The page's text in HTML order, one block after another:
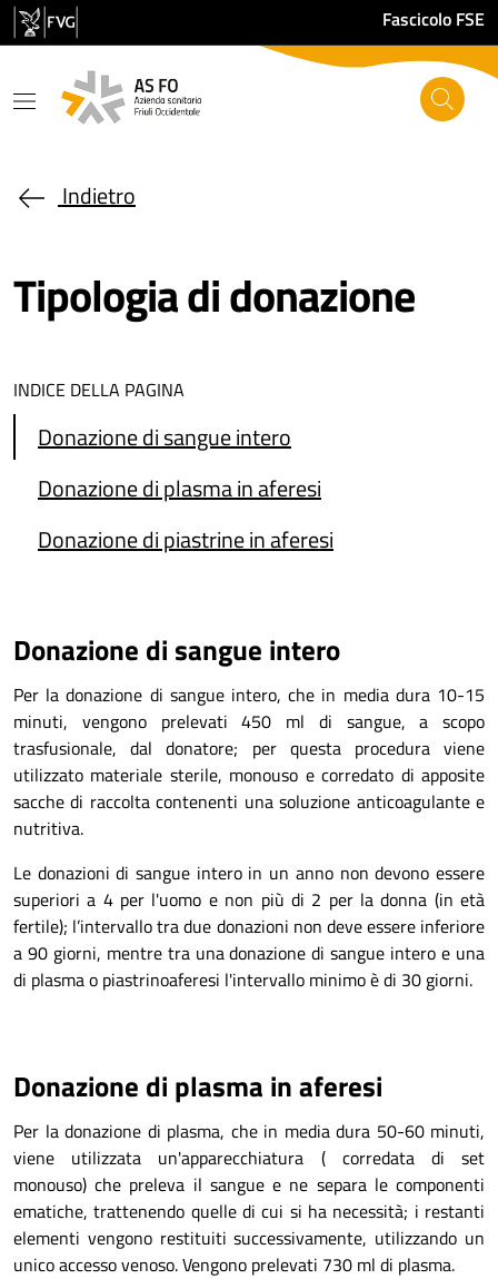
Salta al contenuto principale Fascicolo FSE
Indietro
Tipologia di donazione
INDICE DELLA PAGINA
Donazione di sangue intero
Donazione di plasma in aferesi
Donazione di piastrine in aferesi
Donazione di sangue intero
Per la donazione di sangue intero, che in media dura 10-15
minuti, vengono prelevati 450 ml di sangue, a scopo
trasfusionale, dal donatore; per questa procedura viene
utilizzato materiale sterile, monouso e corredato di apposite
sacche di raccolta contenenti una soluzione anticoagulante e
nutritiva.
Le donazioni di sangue intero in un anno non devono essere
superiori a 4 per l'uomo e non più di 2 per la donna (in età
fertile); l’intervallo tra due donazioni non deve essere inferiore
a 90 giorni, mentre tra una donazione di sangue intero e una
di plasma o piastrinoaferesi l'intervallo minimo è di 30 giorni.
Donazione di plasma in aferesi
Per la donazione di plasma, che in media dura 50-60 minuti,
viene utilizzata un'apparecchiatura ( corredata di set
monouso) che preleva il sangue e ne separa le componenti
ematiche, trattenendo quelle di cui si ha necessità; i restanti
elementi vengono restituiti successivamente, utilizzando un
unico accesso venoso. Vengono prelevati 730 ml di plasma.